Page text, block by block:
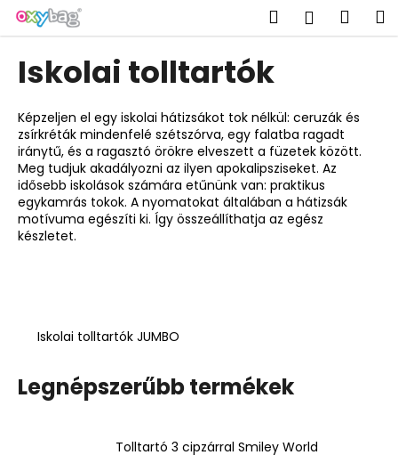
Ugrás
fő
tartalomhoz
Keresés
Iskolai tolltartók
Képzeljen el egy iskolai hátizsákot tok nélkül: ceruzák és
zsírkréták mindenfelé szétszórva, egy falatba ragadt
iránytű, és a ragasztó örökre elveszett a füzetek között.
Meg tudjuk akadályozni az ilyen apokalipsziseket. Az
idősebb iskolások számára etűnünk van: praktikus
egykamrás tokok. A nyomatokat általában a hátizsák
motívuma egészíti ki. Így összeállíthatja az egész
készletet.
Iskolai tolltartók JUMBO
Legnépszerűbb termékek
Tolltartó 3 cipzárral Smiley World
o
i
t
k
e
r
e